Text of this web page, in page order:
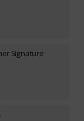
Signature